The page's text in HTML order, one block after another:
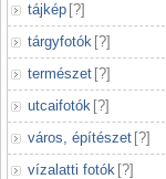
tájkép [?]
tárgyfotók [?]
természet [?]
utcaifotók [?]
város, építészet [?]
vízalatti fotók [?]